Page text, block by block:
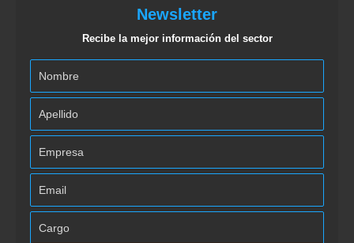
Newsletter
Recibe la mejor información del sector